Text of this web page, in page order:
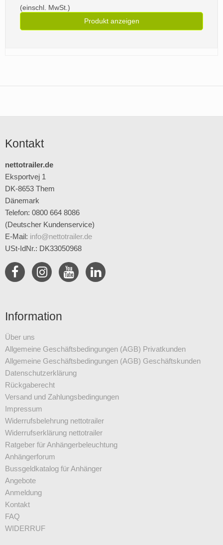
(einschl. MwSt.)
Produkt anzeigen
Kontakt
nettotrailer.de
Eksportvej 1
DK-8653 Them
Dänemark
Telefon: 0800 664 8086
(Deutscher Kundenservice)
E-Mail: info@nettotrailer.de
USt-IdNr.: DK33050968
Information
Über uns
Allgemeine Geschäftsbedingungen (AGB) Privatkunden
Allgemeine Geschäftsbedingungen (AGB) Geschäftskunden
Datenschutz­erklärung
Rückgaberecht
Versand und Zahlungsbedingungen
Impressum
Widerrufsbelehrung nettotrailer
Widerrufserklärung nettotrailer
Ratgeber für Anhängerbeleuchtung
Anhängerforum
Bussgeldkatalog für Anhänger
Angebote
Anmeldung
Kontakt
FAQ
WIDERRUF